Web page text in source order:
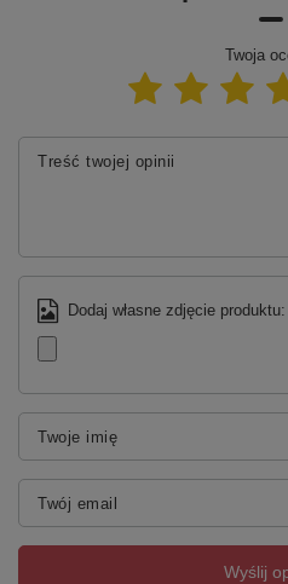
2 lata
Twoja
Treść twojej opinii
Dodaj własne zdjęcie produktu:
Twoje imię
Twój email
Wyślij